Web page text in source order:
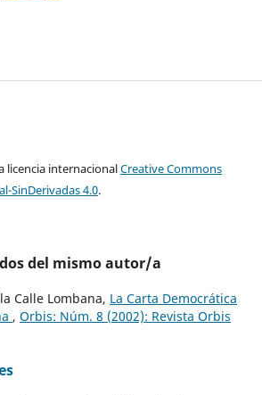
licencia internacionalCreative Commons
SinDerivadas 4.0.
del mismo autor/a
Calle Lombana, La Carta Democrática
, Orbis: Núm. 8 (2002): Revista Orbis